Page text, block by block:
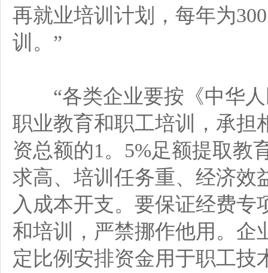
再就业培训计划，每年为
训。”
“各类企业要按《中华人
职业教育和职工培训，承担
资总额的1。5%足额提取教
求高、培训任务重、经济效
入成本开支。要保证经费
和培训，严禁挪作他用。企
定比例安排资金用于职工技